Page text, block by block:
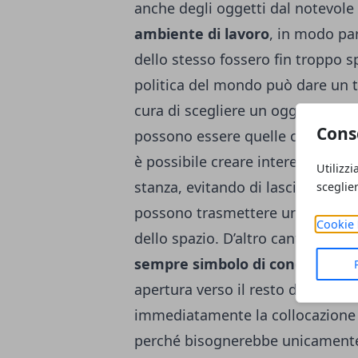
Cookie
anche degli oggetti dal notevole
ambiente di lavoro, in modo
dello stesso fossero fin troppo
politica del mondo può dare un
cura di scegliere un oggetto
possono essere quelle cartine
è possibile creare interessanti
stanza, evitando di lasciare
possono trasmettere una
dello spazio. D’altro canto,un
sempre simbolo di conoscenza
apertura verso il resto del
immediatamente la
perché bisognerebbe